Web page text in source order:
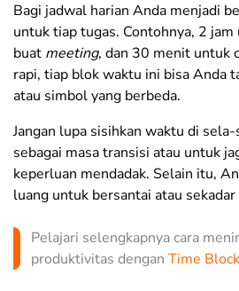
Bagi jadwal harian Anda menjadi
untuk tiap tugas. Contohnya, 2
buat meeting, dan 30 menit untuk
rapi, tiap blok waktu ini bisa Anda
atau simbol yang berbeda.
Jangan lupa sisihkan waktu di
sebagai masa transisi atau untuk
keperluan mendadak. Selain itu,
luang untuk bersantai atau
Pelajari selengkapnya cara
produktivitas dengan Time